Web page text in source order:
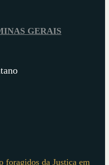
GERAIS
foragidos da Justiça em